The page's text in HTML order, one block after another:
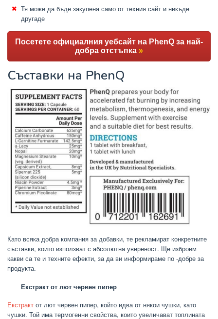
Тя може да бъде закупена само от техния сайт и никъде
другаде
Посетете официалния уебсайт на PhenQ за най-
добра отстъпка »
Съставки на PhenQ
Като всяка добра компания за добавки, те рекламират конкретните
съставки, които използват с абсолютна увереност. Ще изброим
какви са те и техните ефекти, за да ви информираме по -добре за
продукта.
Екстракт от лют червен пипер
Екстракт от лют червен пипер, който идва от някои чушки, като
чушки. Той има термогенни свойства, които увеличават топлината